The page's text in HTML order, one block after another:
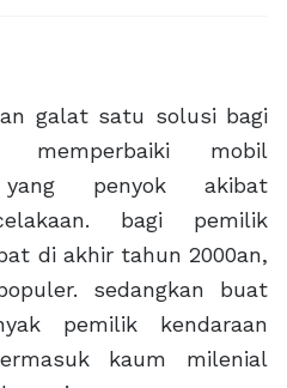
galat satu solusi bagi
mobil
penyok akibat
bagi pemilik
di akhir tahun 2000an,
sedangkan buat
pemilik kendaraan
kaum milenial